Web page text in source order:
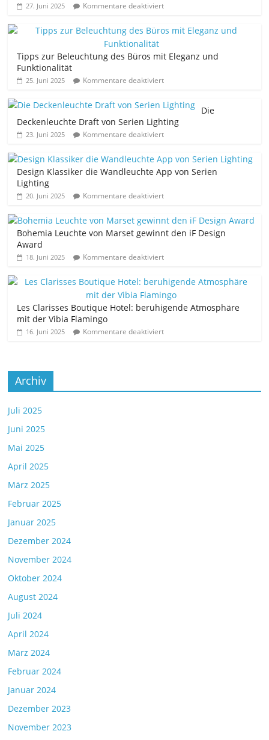
27. Juni 2025 Kommentare deaktiviert
Tipps zur Beleuchtung des Büros mit Eleganz und
Funktionalität
25. Juni 2025 Kommentare deaktiviert
Die
Deckenleuchte Draft von Serien Lighting
23. Juni 2025 Kommentare deaktiviert
Design Klassiker die Wandleuchte App von Serien
Lighting
20. Juni 2025 Kommentare deaktiviert
Bohemia Leuchte von Marset gewinnt den iF Design
Award
18. Juni 2025 Kommentare deaktiviert
Les Clarisses Boutique Hotel: beruhigende Atmosphäre
mit der Vibia Flamingo
16. Juni 2025 Kommentare deaktiviert
Archiv
Juli 2025
Juni 2025
Mai 2025
April 2025
März 2025
Februar 2025
Januar 2025
Dezember 2024
November 2024
Oktober 2024
August 2024
Juli 2024
April 2024
März 2024
Februar 2024
Januar 2024
Dezember 2023
November 2023